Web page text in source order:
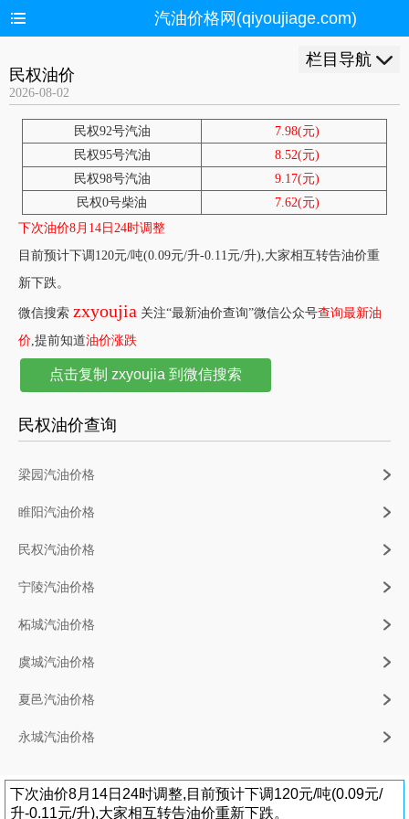
汽油价格网(qiyoujiage.com)
栏目导航
民权油价
2026-08-02
民权92号汽油
7.98(元)
民权95号汽油
8.52(元)
民权98号汽油
9.17(元)
民权0号柴油
7.62(元)
下次油价8月14日24时调整
目前预计下调120元/吨(0.09元/升-0.11元/升),大家相互转告油价重
新下跌。
微信搜索 zxyoujia 关注“最新油价查询”微信公众号查询最新油
价,提前知道油价涨跌
点击复制 zxyoujia 到微信搜索
民权油价查询
梁园汽油价格
睢阳汽油价格
民权汽油价格
宁陵汽油价格
柘城汽油价格
虞城汽油价格
夏邑汽油价格
永城汽油价格
下次油价8月14日24时调整,目前预计下调120元/吨(0.09元/
升-0.11元/升),大家相互转告油价重新下跌。